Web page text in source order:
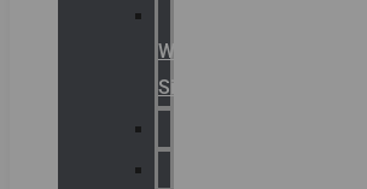
Warning
Signals